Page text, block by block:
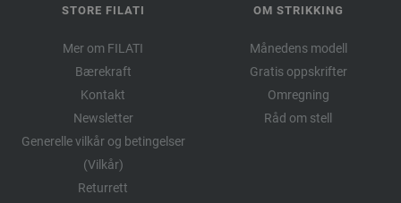
STORE FILATI
Mer om FILATI
Bærekraft
Kontakt
Newsletter
Generelle vilkår og betingelser
(Vilkår)
Returrett
OM STRIKKING
Månedens modell
Gratis oppskrifter
Omregning
Råd om stell